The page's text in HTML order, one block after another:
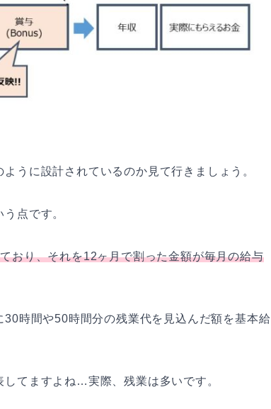
うに設計されているのか見て行きましょう。
う点です。
おり、それを12ヶ月で割った金額が毎月の給与
時間や50時間分の残業代を見込んだ額を基本給
てますよね…実際、残業は多いです。